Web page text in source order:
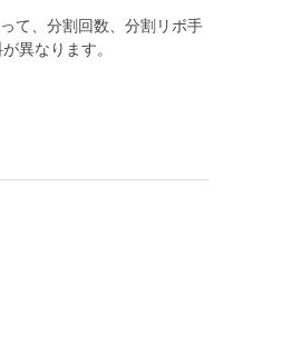
て、分割回数、分割リボ手
異なります。